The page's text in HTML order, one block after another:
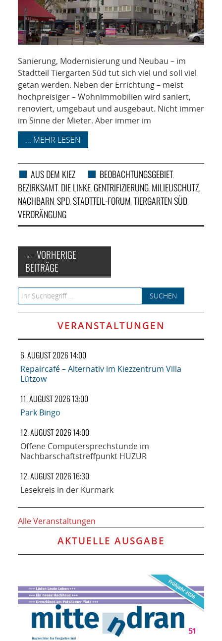
Sanierung, Modernisierung und Neubau – im
Stadtteil Tiergarten Süd tut sich viel und soll viel
getan werden. Neben der Errichtung – meist
hochpreisiger – Wohnimmobilien wird saniert,
renoviert, umgebaut und ausgebaut. Nicht immer
im Sinne der Mieter. Aber immer im
... MEHR LESEN
AUS DEM KIEZ BEOBACHTUNGSGEBIET,
BEZIRKSAMT, DIE LINKE, GENTRIFIZIERUNG, MILIEUSCHUTZ,
NACHBARN,SPD,STADTTEIL-FORUM,TIERGARTEN SÜD,
VERDRÄNGUNG
Artikel-Navigation
← VORHERIGE
BEITRÄGE
Search for:
VERANSTALTUNGEN
6. AUGUST 2026 14:00
Repaircafé – Alternativ im Kiezzentrum Villa
Lützow
11. AUGUST 2026 13:00
Park Bingo
12. AUGUST 2026 14:00
Offene Computersprechstunde im
Nachbarschaftstreffpunkt HUZUR
12. AUGUST 2026 16:30
Lesekreis in der Kurmark
Alle Veranstaltungen
AKTUELLE AUSGABE